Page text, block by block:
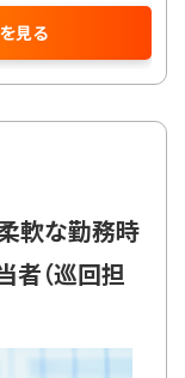
見る
じて相続や事業承
新規事業立上などに
宅勤務可能
般
定はない
はない
軟な勤務時
者（巡回担